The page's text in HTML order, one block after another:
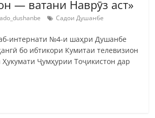
— ватани Наврӯз аст»
Садои Душанбе
интернати №4-и шаҳри Душанбе
бо ибтикори Кумитаи телевизион
Ҷумҳурии Тоҷикистон дар